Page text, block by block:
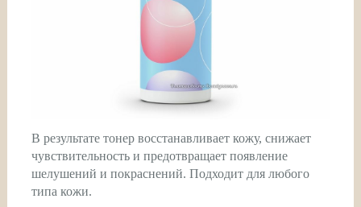
В результате тонер восстанавливает кожу, снижает
чувствительность и предотвращает появление
шелушений и покраснений. Подходит для любого
типа кожи.